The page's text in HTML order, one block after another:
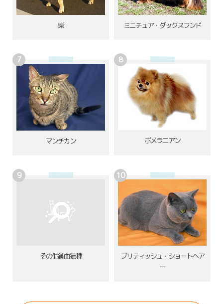
柴 ミニチュア・ダックスフンド
マンチカン ポメラニアン
その他純血猫種
ブリティッシュ・ショートヘア
ー